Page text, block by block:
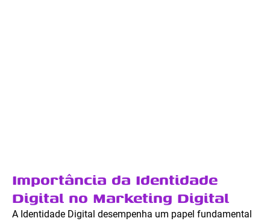
Importância da Identidade
Digital no Marketing Digital
A Identidade Digital desempenha um papel fundamental